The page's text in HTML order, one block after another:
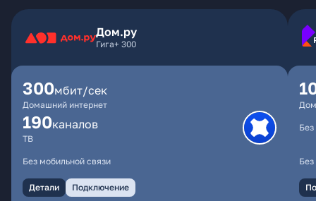
Дом.ру
Гига+ 300
300мбит/сек
Домашний интернет
190каналов
ТВ
Без мобильной связи
Детали Подключение